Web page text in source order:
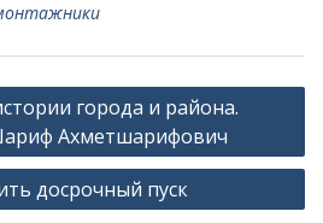
города и района.
Ахметшарифович
досрочный пуск